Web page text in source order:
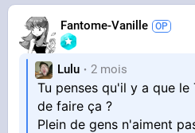
Fantome-Vanille
Lulu 2 mois
Tu penses qu'il y a que le
de faire ça ?
Plein de gens n'aiment